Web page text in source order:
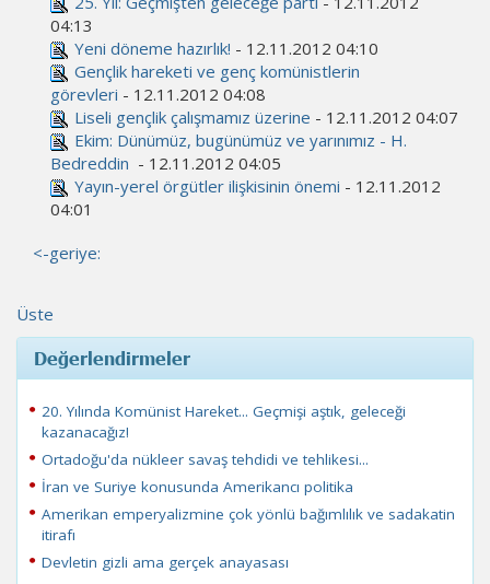
04:13
Yeni döneme hazırlık! - 12.11.2012 04:10
Gençlik hareketi ve genç komünistlerin
görevleri - 12.11.2012 04:08
Liseli gençlik çalışmamız üzerine - 12.11.2012 04:07
Ekim: Dünümüz, bugünümüz ve yarınımız - H.
Bedreddin - 12.11.2012 04:05
Yayın-yerel örgütler ilişkisinin önemi - 12.11.2012
04:01
<-geriye:
Üste
Değerlendirmeler
20. Yılında Komünist Hareket... Geçmişi aştık, geleceği
kazanacağız!
Ortadoğu'da nükleer savaş tehdidi ve tehlikesi...
İran ve Suriye konusunda Amerikancı politika
Amerikan emperyalizmine çok yönlü bağımlılık ve sadakatin
itirafı
Devletin gizli ama gerçek anayasası